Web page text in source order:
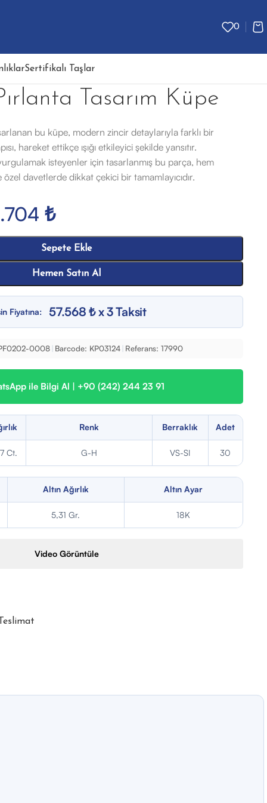
0
Sertifikalı Taşlar
Tasarım Küpe
bu küpe, modern zincir detaylarıyla farklı bir
hareket ettikçe ışığı etkileyici şekilde yansıtır.
isteyenler için tasarlanmış bu parça, hem
davetlerde dikkat çekici bir tamamlayıcıdır.
₺
Sepete Ekle
Hemen Satın Al
Fiyatına: 57.568 ₺ x 3 Taksit
0008 Barcode: KP03124 Referans: 17990
ile Bilgi Al | +90 (242) 244 23 91
Renk Berraklık Adet
Ct. G-H VS-SI 30
Altın Ağırlık Altın Ayar
5,31 Gr. 18K
Video Görüntüle